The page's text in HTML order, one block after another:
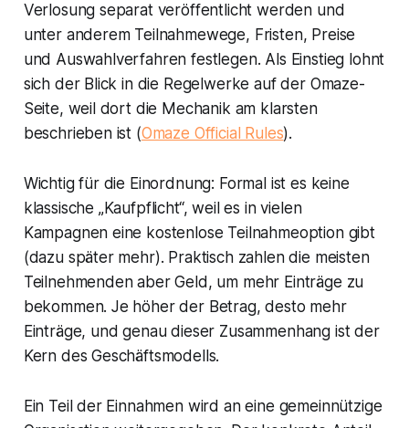
Verlosung separat veröffentlicht werden und
unter anderem Teilnahmewege, Fristen, Preise
und Auswahlverfahren festlegen. Als Einstieg lohnt
sich der Blick in die Regelwerke auf der Omaze-
Seite, weil dort die Mechanik am klarsten
beschrieben ist (Omaze Official Rules).
Wichtig für die Einordnung: Formal ist es keine
klassische „Kaufpflicht“, weil es in vielen
Kampagnen eine kostenlose Teilnahmeoption gibt
(dazu später mehr). Praktisch zahlen die meisten
Teilnehmenden aber Geld, um mehr Einträge zu
bekommen. Je höher der Betrag, desto mehr
Einträge, und genau dieser Zusammenhang ist der
Kern des Geschäftsmodells.
Ein Teil der Einnahmen wird an eine gemeinnützige